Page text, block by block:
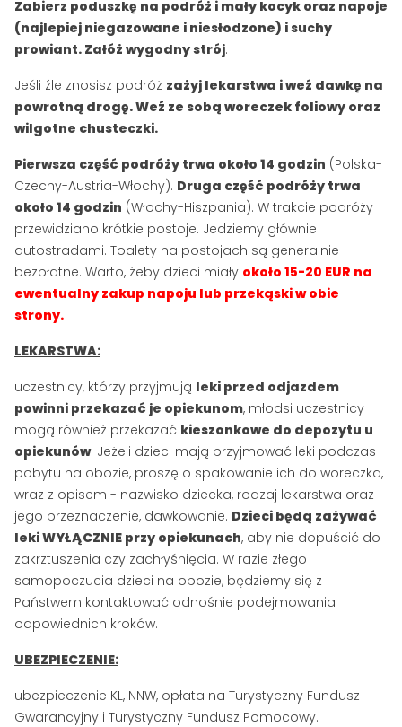
Zabierz poduszkę na podróż i mały kocyk oraz napoje
(najlepiej niegazowane i niesłodzone) i suchy
prowiant. Załóż wygodny strój.
Jeśli źle znosisz podróż zażyj lekarstwa i weź dawkę na
powrotną drogę. Weź ze sobą woreczek foliowy oraz
wilgotne chusteczki.
Pierwsza część podróży trwa około 14 godzin (Polska-
Czechy-Austria-Włochy). Druga część podróży trwa
około 14 godzin (Włochy-Hiszpania). W trakcie podróży
przewidziano krótkie postoje. Jedziemy głównie
autostradami. Toalety na postojach są generalnie
bezpłatne. Warto, żeby dzieci miały około 15-20 EUR na
ewentualny zakup napoju lub przekąski w obie
strony.
LEKARSTWA:
uczestnicy, którzy przyjmują leki przed odjazdem
powinni przekazać je opiekunom, młodsi uczestnicy
mogą również przekazać kieszonkowe do depozytu u
opiekunów. Jeżeli dzieci mają przyjmować leki podczas
pobytu na obozie, proszę o spakowanie ich do woreczka,
wraz z opisem - nazwisko dziecka, rodzaj lekarstwa oraz
jego przeznaczenie, dawkowanie. Dzieci będą zażywać
leki WYŁĄCZNIE przy opiekunach, aby nie dopuścić do
zakrztuszenia czy zachłyśnięcia. W razie złego
samopoczucia dzieci na obozie, będziemy się z
Państwem kontaktować odnośnie podejmowania
odpowiednich kroków.
UBEZPIECZENIE:
ubezpieczenie KL, NNW, opłata na Turystyczny Fundusz
Gwarancyjny i Turystyczny Fundusz Pomocowy.